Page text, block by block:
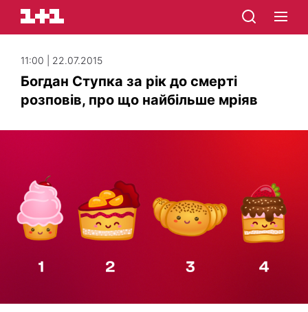
11:00 | 22.07.2015
Богдан Ступка за рік до смерті
розповів, про що найбільше мріяв